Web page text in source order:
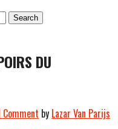
DU
Comment by Lazar Van Parijs